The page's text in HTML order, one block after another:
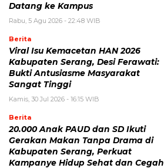
Datang ke Kampus
Rabu, 5 Agu 2026 - 22:48 WIB
Berita
Viral Isu Kemacetan HAN 2026
Kabupaten Serang, Desi Ferawati:
Bukti Antusiasme Masyarakat
Sangat Tinggi
Kamis, 30 Jul 2026 - 16:15 WIB
Berita
20.000 Anak PAUD dan SD Ikuti
Gerakan Makan Tanpa Drama di
Kabupaten Serang, Perkuat
Kampanye Hidup Sehat dan Cegah